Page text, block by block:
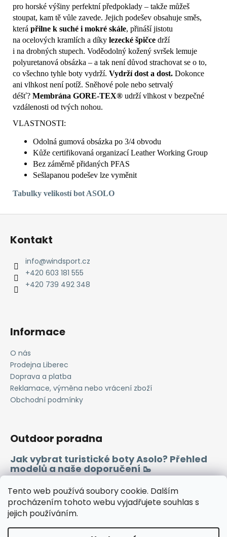
Tento web používá soubory cookie. Dalším
procházením tohoto webu vyjadřujete souhlas s
jejich používáním.
pro horské výšiny perfektní předpoklady – takže můžeš
stoupat, kam tě vůle zavede. Jejich podešev obsahuje směs,
která přilne k suché i mokré skále, přináší jistotu
na ocelových kramlích a díky lezecké špičce drží
i na drobných stupech. Voděodolný kožený svršek lemuje
polyuretanová obsázka – a tak není důvod strachovat se o to,
co všechno tyhle boty vydrží. Vydrží dost a dost. Dokonce
ani vlhkost není potíž. Sněhové pole nebo setrvalý
déšť? Membrána GORE-TEX® udrží vlhkost v bezpečné
vzdálenosti od tvých nohou.
VLASTNOSTI:
Odolná gumová obsázka po 3/4 obvodu
Kůže certifikovaná organizací Leather Working Group
Bez záměrně přidaných PFAS
Sešlapanou podešev lze vyměnit
Tabulky velikostí bot ASOLO
Z
Kontakt
info@windsport.cz
+420 603 181 555
+420 739 492 348
Informace
O nás
Prodejna Liberec
Doprava a platba
Reklamace, výměna nebo vrácení zboží
Obchodní podmínky
Outdoor poradna
Jak vybrat turistické boty Asolo? Přehled
modelů a naše doporučení 🥾